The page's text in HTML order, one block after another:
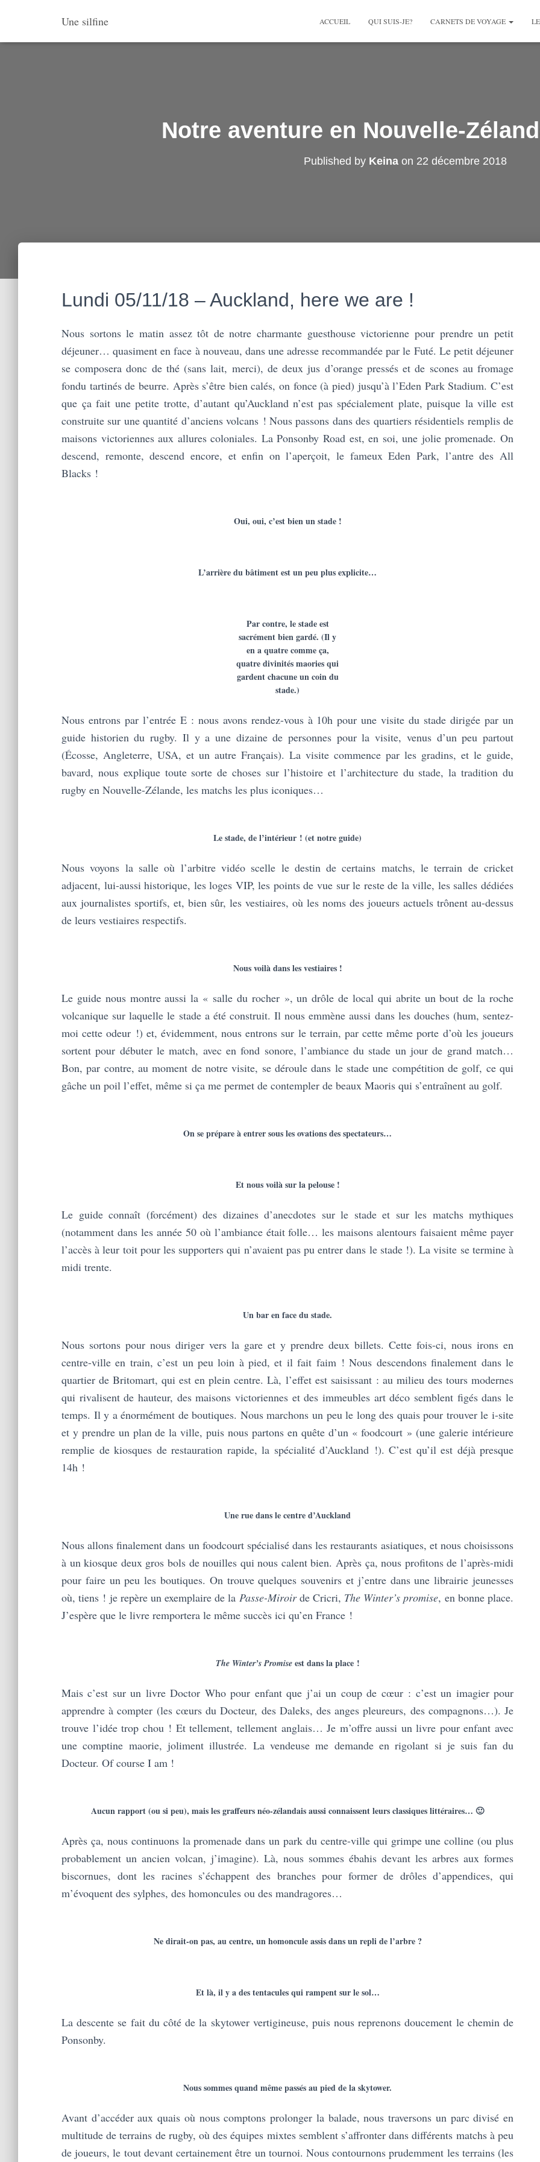
Une silfine ACCUEIL QUI SUIS-JE? CARNETS DE VOYAGE
Notre aventure en Nouvelle-
Published by Keinaon 22 décembre 2018
Lundi 05/11/18 – Auckland, here we are !
Nous sortons le matin assez tôt de notre charmante guesthouse victorienne pour prendre un petit
déjeuner… quasiment en face à nouveau, dans une adresse recommandée par le Futé. Le petit déjeuner
se composera donc de thé (sans lait, merci), de deux jus d’orange pressés et de scones au fromage
fondu tartinés de beurre. Après s’être bien calés, on fonce (à pied) jusqu’à l’Eden Park Stadium. C’est
que ça fait une petite trotte, d’autant qu’Auckland n’est pas spécialement plate, puisque la ville est
construite sur une quantité d’anciens volcans ! Nous passons dans des quartiers résidentiels remplis de
maisons victoriennes aux allures coloniales. La Ponsonby Road est, en soi, une jolie promenade. On
descend, remonte, descend encore, et enfin on l’aperçoit, le fameux Eden Park, l’antre des All
Blacks !
Oui, oui, c’est bien un stade !
L’arrière du bâtiment est un peu plus explicite…
Par contre, le stade est
sacrément bien gardé. (Il y
en a quatre comme ça,
quatre divinités maories qui
gardent chacune un coin du
stade.)
Nous entrons par l’entrée E : nous avons rendez-vous à 10h pour une visite du stade dirigée par un
guide historien du rugby. Il y a une dizaine de personnes pour la visite, venus d’un peu partout
(Écosse, Angleterre, USA, et un autre Français). La visite commence par les gradins, et le guide,
bavard, nous explique toute sorte de choses sur l’histoire et l’architecture du stade, la tradition du
rugby en Nouvelle-Zélande, les matchs les plus iconiques…
Le stade, de l’intérieur ! (et notre guide)
Nous voyons la salle où l’arbitre vidéo scelle le destin de certains matchs, le terrain de cricket
adjacent, lui-aussi historique, les loges VIP, les points de vue sur le reste de la ville, les salles dédiées
aux journalistes sportifs, et, bien sûr, les vestiaires, où les noms des joueurs actuels trônent au-dessus
de leurs vestiaires respectifs.
Nous voilà dans les vestiaires !
Le guide nous montre aussi la « salle du rocher », un drôle de local qui abrite un bout de la roche
volcanique sur laquelle le stade a été construit. Il nous emmène aussi dans les douches (hum, sentez-
moi cette odeur !) et, évidemment, nous entrons sur le terrain, par cette même porte d’où les joueurs
sortent pour débuter le match, avec en fond sonore, l’ambiance du stade un jour de grand match…
Bon, par contre, au moment de notre visite, se déroule dans le stade une compétition de golf, ce qui
gâche un poil l’effet, même si ça me permet de contempler de beaux Maoris qui s’entraînent au golf.
On se prépare à entrer sous les ovations des spectateurs…
Et nous voilà sur la pelouse !
Le guide connaît (forcément) des dizaines d’anecdotes sur le stade et sur les matchs mythiques
(notamment dans les année 50 où l’ambiance était folle… les maisons alentours faisaient même payer
l’accès à leur toit pour les supporters qui n’avaient pas pu entrer dans le stade !). La visite se termine à
midi trente.
Un bar en face du stade.
Nous sortons pour nous diriger vers la gare et y prendre deux billets. Cette fois-ci, nous irons en
centre-ville en train, c’est un peu loin à pied, et il fait faim ! Nous descendons finalement dans le
quartier de Britomart, qui est en plein centre. Là, l’effet est saisissant : au milieu des tours modernes
qui rivalisent de hauteur, des maisons victoriennes et des immeubles art déco semblent figés dans le
temps. Il y a énormément de boutiques. Nous marchons un peu le long des quais pour trouver le i-site
et y prendre un plan de la ville, puis nous partons en quête d’un « foodcourt » (une galerie intérieure
remplie de kiosques de restauration rapide, la spécialité d’Auckland !). C’est qu’il est déjà presque
14h !
Une rue dans le centre d’Auckland
Nous allons finalement dans un foodcourt spécialisé dans les restaurants asiatiques, et nous choisissons
à un kiosque deux gros bols de nouilles qui nous calent bien. Après ça, nous profitons de l’après-midi
pour faire un peu les boutiques. On trouve quelques souvenirs et j’entre dans une librairie jeunesses
où, tiens ! je repère un exemplaire de la Passe-Miroirde Cricri, The Winter’s promise, en bonne place.
J’espère que le livre remportera le même succès ici qu’en France !
The Winter’s Promiseest dans la place !
Mais c’est sur un livre Doctor Who pour enfant que j’ai un coup de cœur : c’est un imagier pour
apprendre à compter (les cœurs du Docteur, des Daleks, des anges pleureurs, des compagnons…). Je
trouve l’idée trop chou ! Et tellement, tellement anglais… Je m’offre aussi un livre pour enfant avec
une comptine maorie, joliment illustrée. La vendeuse me demande en rigolant si je suis fan du
Docteur. Of course I am !
Aucun rapport (ou si peu), mais les graffeurs néo-zélandais aussi connaissent leurs classiques littéraires… 🙂
Après ça, nous continuons la promenade dans un park du centre-ville qui grimpe une colline (ou plus
probablement un ancien volcan, j’imagine). Là, nous sommes ébahis devant les arbres aux formes
biscornues, dont les racines s’échappent des branches pour former de drôles d’appendices, qui
m’évoquent des sylphes, des homoncules ou des mandragores…
Ne dirait-on pas, au centre, un homoncule assis dans un repli de l’arbre ?
Et là, il y a des tentacules qui rampent sur le sol…
La descente se fait du côté de la skytower vertigineuse, puis nous reprenons doucement le chemin de
Ponsonby.
Nous sommes quand même passés au pied de la skytower.
Avant d’accéder aux quais où nous comptons prolonger la balade, nous traversons un parc divisé en
multitude de terrains de rugby, où des équipes mixtes semblent s’affronter dans différents matchs à peu
de joueurs, le tout devant certainement être un tournoi. Nous contournons prudemment les terrains (les